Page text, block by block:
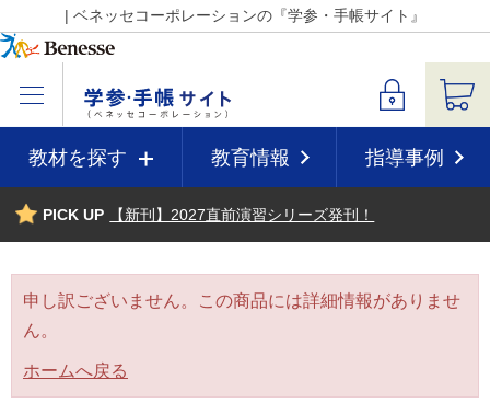
| ベネッセコーポレーションの『学参・手帳サイト』
教材を探す 教育情報 指導事例
PICK UP 【新刊】2027直前演習シリーズ発刊！
申し訳ございません。この商品には詳細情報がありませ
ん。
ホームへ戻る